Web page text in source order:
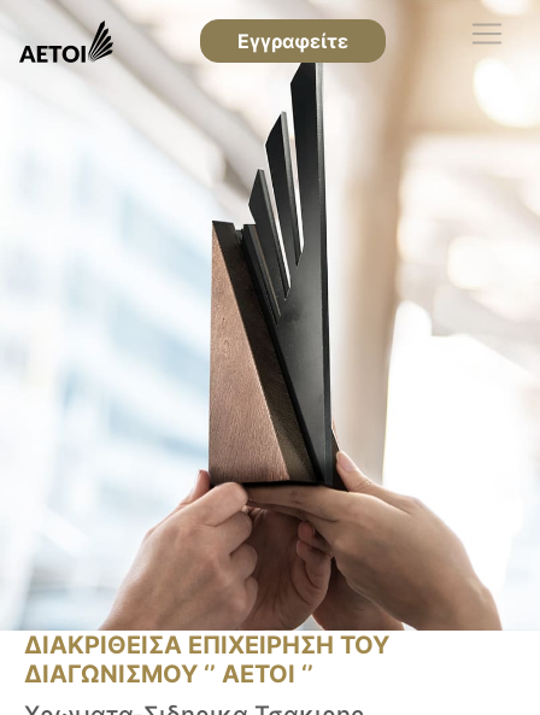
Εγγραφείτε
ΔΙΑΚΡΙΘΕΙΣΑ ΕΠΙΧΕΙΡΗΣΗ ΤΟΥ
ΔΙΑΓΩΝΙΣΜΟΥ ‘’ ΑΕΤΟΙ ‘’